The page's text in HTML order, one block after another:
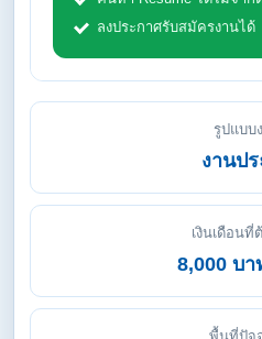
ลงประกาศรับสมัครงานได้
รูปแบบ
งานป
เงินเดือนที่
8,000 บ